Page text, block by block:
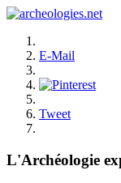
E-Mail
Tweet
L'Archéologie